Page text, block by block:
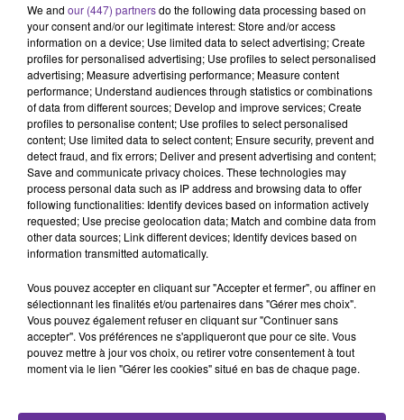
03 BALKIS 7AWLA AL3ALAM NATO 151025_
15 octobre 2025 - 1 min 51 sec
03 BALKIS 7AWLA AL3ALAM NATO 151025_
omar
03 BALKIS 7AWLA AL3ALAM NATO 151025_
03 BALKIS 7AWLA AL3ALAM NATO 151025_
0:00 1 min 51 sec
We and our (447) partnersdo the following data processing based on
your consent and/or our legitimate interest: Store and/or access
information on a device; Use limited data to select advertising; Create
profiles for personalised advertising; Use profiles to select personalised
advertising; Measure advertising performance; Measure content
performance; Understand audiences through statistics or combinations
of data from different sources; Develop and improve services; Create
profiles to personalise content; Use profiles to select personalised
content; Use limited data to select content; Ensure security, prevent and
detect fraud, and fix errors; Deliver and present advertising and content;
Save and communicate privacy choices. These technologies may
process personal data such as IP address and browsing data to offer
following functionalities: Identify devices based on information actively
requested; Use precise geolocation data; Match and combine data from
other data sources; Link different devices; Identify devices based on
information transmitted automatically.
Vous pouvez accepter en cliquant sur "Accepter et fermer", ou affiner en
sélectionnant les finalités et/ou partenaires dans "Gérer mes choix".
Vous pouvez également refuser en cliquant sur "Continuer sans
accepter". Vos préférences ne s'appliqueront que pour ce site. Vous
pouvez mettre à jour vos choix, ou retirer votre consentement à tout
moment via le lien "Gérer les cookies" situé en bas de chaque page.